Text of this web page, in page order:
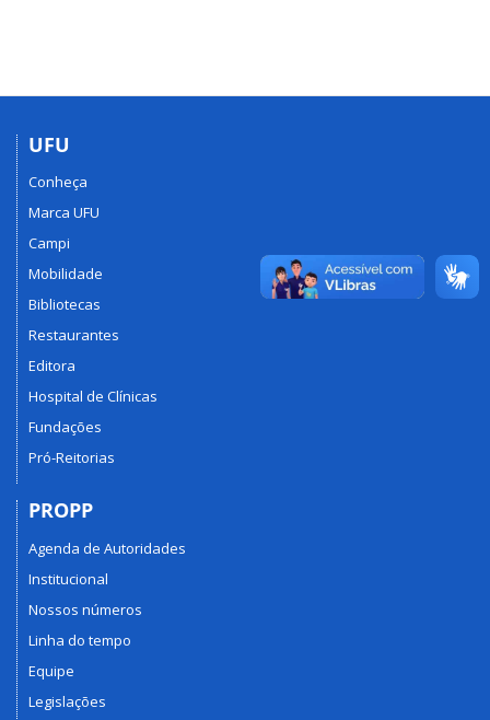
UFU
Conheça
Marca UFU
Campi
Mobilidade
Bibliotecas
Restaurantes
Editora
Hospital de Clínicas
Fundações
Pró-Reitorias
PROPP
Agenda de Autoridades
Institucional
Nossos números
Linha do tempo
Equipe
Legislações